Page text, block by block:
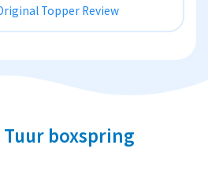
Topper Review
boxspring